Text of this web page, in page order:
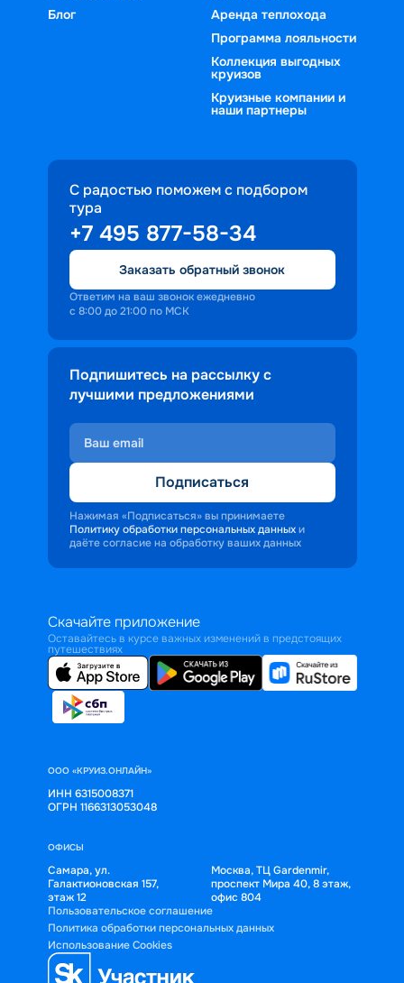
Блог
Аренда теплохода
Программа лояльности
Коллекция выгодных
круизов
Круизные компании и
наши партнеры
С радостью поможем с подбором
тура
+7 495 877-58-34
Заказать обратный звонок
Ответим на ваш звонок ежедневно
с 8:00 до 21:00 по МСК
Подпишитесь на рассылку с
лучшими предложениями
Подписаться
Нажимая «Подписаться» вы принимаете
Политику обработки персональных данных и
даёте согласие на обработку ваших данных
Скачайте приложение
Оставайтесь в курсе важных изменений в предстоящих
путешествиях
ООО «КРУИЗ.ОНЛАЙН»
ИНН 6315008371
ОГРН 1166313053048
ОФИСЫ
Самара, ул.
Галактионовская 157,
этаж 12
Москва, ТЦ Gardenmir,
проспект Мира 40, 8 этаж,
офис 804
Пользовательское соглашение
Политика обработки персональных данных
Использование Cookies